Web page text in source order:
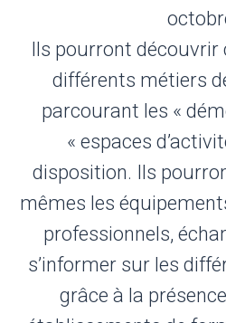
Ils pourront découvrir
différents métiers
parcourant les «
« espaces
disposition. Ils
mêmes les
professionnels,
s’informer sur les
grâce à la